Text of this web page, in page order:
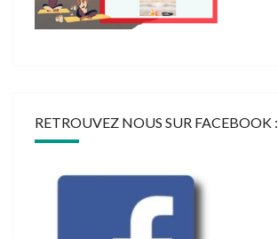
RETROUVEZ NOUS SUR FACEBOOK :